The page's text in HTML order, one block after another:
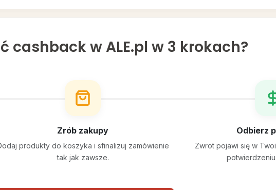
cashback w ALE.pl w 3 krokach?
Zrób zakupy
produkty do koszyka i sfinalizuj zamówienie
tak jak zawsze.
Odbierz
Zwrot pojawi się w